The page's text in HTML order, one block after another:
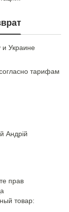
и Украине
тарифам
Андрій
прав
товар: